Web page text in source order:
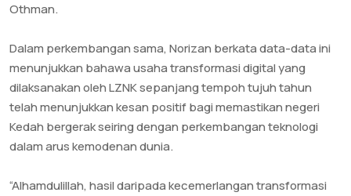
Othman.
Dalam perkembangan sama, Norizan berkata data-data ini
menunjukkan bahawa usaha transformasi digital yang
dilaksanakan oleh LZNK sepanjang tempoh tujuh tahun
telah menunjukkan kesan positif bagi memastikan negeri
Kedah bergerak seiring dengan perkembangan teknologi
dalam arus kemodenan dunia.
“Alhamdulillah, hasil daripada kecemerlangan transformasi